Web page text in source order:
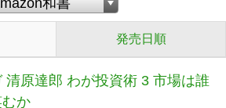
発売日順
清原達郎 わが投資術 3 市場は誰
か